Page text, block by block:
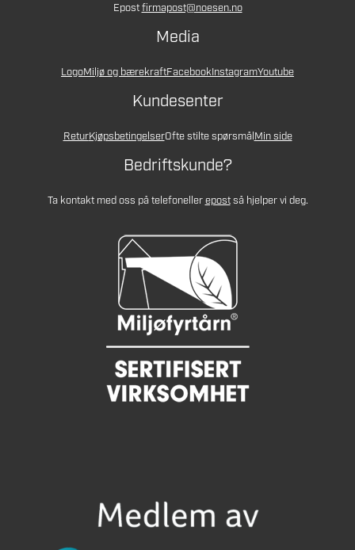
Epostfirmapost@noesen.no
Media
LogoMiljø og bærekraftFacebookInstagramYoutube
Kundesenter
ReturKjøpsbetingelserOfte stilte spørsmålMin side
Bedriftskunde?
Ta kontakt med oss på telefonellerepostså hjelper vi deg.